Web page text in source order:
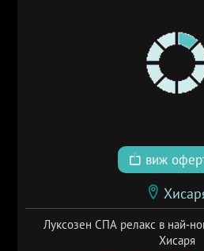
виж
Луксозен СПА релакс в най-
Хисаря